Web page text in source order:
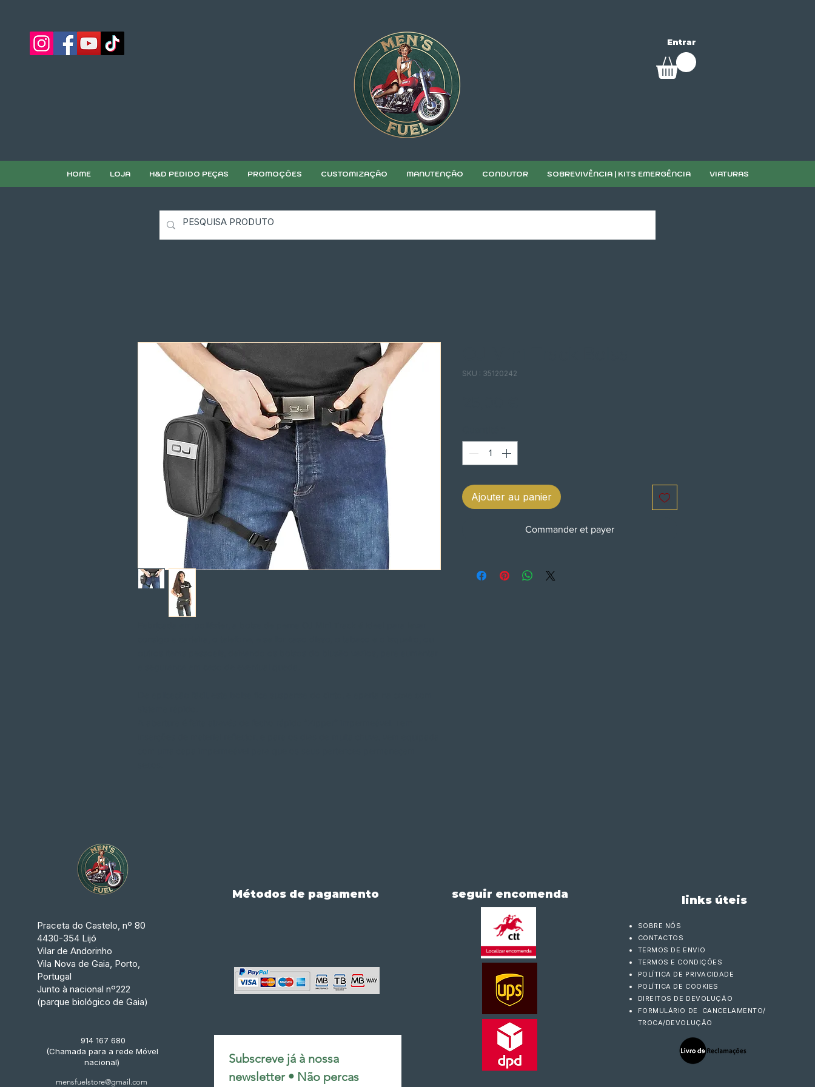
Entrar
HOME LOJA H&D PEDIDO PEÇAS PROMOÇÕES CUSTOMIZAÇÃO MANUTENÇÃO CONDUTOR SOBREVIVÊNCIA | KITS EMERGÊNCIA VIATURAS
SKU : 35120242
Ajouter au panier
Commander et payer
Praceta do Castelo, nº 80
4430-354 Lijó
Vilar de Andorinho
Vila Nova de Gaia, Porto,
Portugal
Junto à nacional nº222
(parque biológico de Gaia)
914 167 680
(Chamada para a rede Móvel
nacional)
mensfuelstore@gmail.com
Métodos de pagamento
Subscreve já à nossa
newsletter • Não percas
seguir encomenda links úteis
SOBRE NÓS
CONTACTOS
TERMOS DE ENVIO
TERMOS E CONDIÇÕES
POLÍTICA DE PRIVACIDADE
POLÍTICA DE COOKIES
DIREITOS DE DEVOLUÇÃO
FORMULÁRIO DE CANCELAMENTO/
TROCA/DEVOLUÇÃO